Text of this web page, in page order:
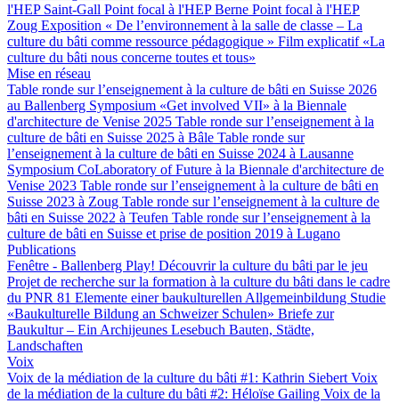
l'HEP Saint-Gall Point focal à l'HEP Berne Point focal à l'HEP
Zoug Exposition « De l’environnement à la salle de classe – La
culture du bâti comme ressource pédagogique » Film explicatif «La
culture du bâti nous concerne toutes et tous»
Mise en réseau
Table ronde sur l’enseignement à la culture de bâti en Suisse 2026
au Ballenberg Symposium «Get involved VII» à la Biennale
d'architecture de Venise 2025 Table ronde sur l’enseignement à la
culture de bâti en Suisse 2025 à Bâle Table ronde sur
l’enseignement à la culture de bâti en Suisse 2024 à Lausanne
Symposium CoLaboratory of Future à la Biennale d'architecture de
Venise 2023 Table ronde sur l’enseignement à la culture de bâti en
Suisse 2023 à Zoug Table ronde sur l’enseignement à la culture de
bâti en Suisse 2022 à Teufen Table ronde sur l’enseignement à la
culture de bâti en Suisse et prise de position 2019 à Lugano
Publications
Fenêtre - Ballenberg Play! Découvrir la culture du bâti par le jeu
Projet de recherche sur la formation à la culture du bâti dans le cadre
du PNR 81 Elemente einer baukulturellen Allgemeinbildung Studie
«Baukulturelle Bildung an Schweizer Schulen» Briefe zur
Baukultur – Ein Archijeunes Lesebuch Bauten, Städte,
Landschaften
Voix
Voix de la médiation de la culture du bâti #1: Kathrin Siebert Voix
de la médiation de la culture du bâti #2: Héloïse Gailing Voix de la